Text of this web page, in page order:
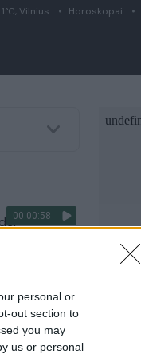
personal or
out section to
you may
us or personal
1°C, Vilnius Horoskopai
00:00:58
iš
00:01:47